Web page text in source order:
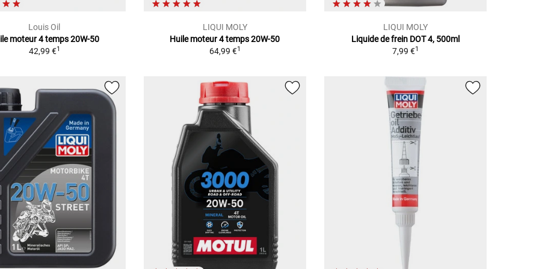
Louis Oil
moteur 4 temps 20W-50
42,99 €1
LIQUI MOLY
Huile moteur 4 temps 20W-50
64,99 €1
LIQUI MOLY
Liquide de frein DOT 4, 500ml
7,99 €1